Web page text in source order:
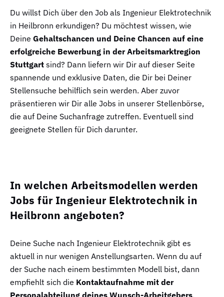
Du willst Dich über den Job als Ingenieur Elektrotechnik
in Heilbronn erkundigen? Du möchtest wissen, wie
Deine Gehaltschancen und Deine Chancen auf eine
erfolgreiche Bewerbung in der Arbeitsmarktregion
Stuttgart sind? Dann liefern wir Dir auf dieser Seite
spannende und exklusive Daten, die Dir bei Deiner
Stellensuche behilflich sein werden. Aber zuvor
präsentieren wir Dir alle Jobs in unserer Stellenbörse,
die auf Deine Suchanfrage zutreffen. Eventuell sind
geeignete Stellen für Dich darunter.
In welchen Arbeitsmodellen werden
Jobs für Ingenieur Elektrotechnik in
Heilbronn angeboten?
Deine Suche nach Ingenieur Elektrotechnik gibt es
aktuell in nur wenigen Anstellungsarten. Wenn du auf
der Suche nach einem bestimmten Modell bist, dann
empfiehlt sich die Kontaktaufnahme mit der